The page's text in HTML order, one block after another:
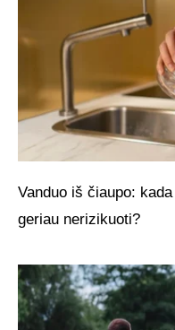
Vanduo iš čiaupo:
geriau nerizikuoti?